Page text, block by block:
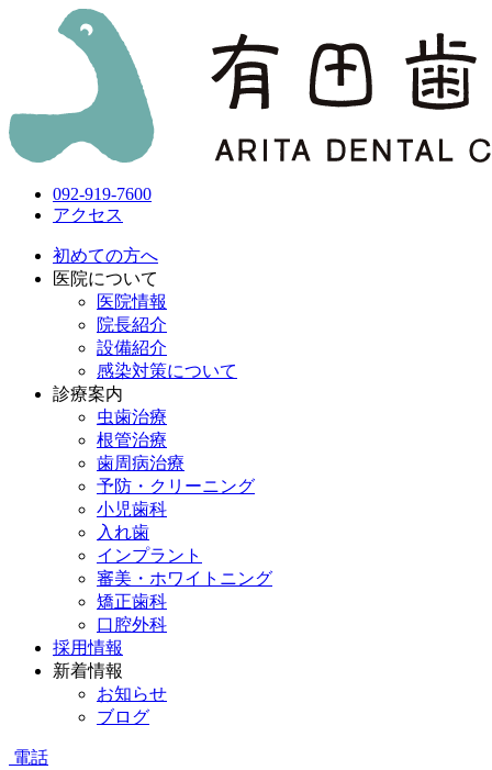
092-919-7600
アクセス
初めての方へ
医院について
医院情報
院長紹介
設備紹介
感染対策について
診療案内
虫歯治療
根管治療
歯周病治療
予防・クリーニング
小児歯科
入れ歯
インプラント
審美・ホワイトニング
矯正歯科
口腔外科
採用情報
新着情報
お知らせ
ブログ
電話